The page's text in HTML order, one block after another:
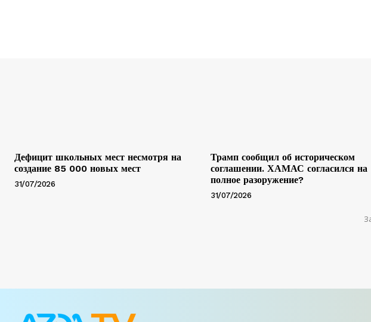
Дефицит школьных мест несмотря на
создание 85 000 новых мест
31/07/2026
Трамп сообщил об историческом
соглашении. ХАМАС согласился на
полное разоружение?
31/07/2026